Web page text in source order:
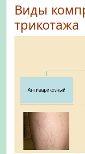
Виды
трикотажа